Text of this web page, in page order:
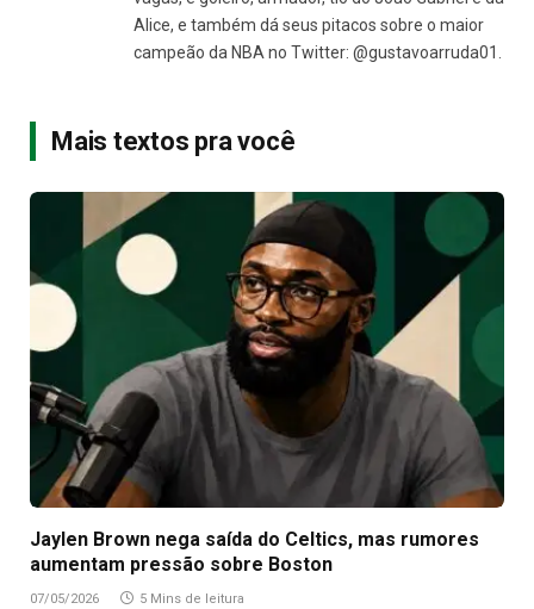
Alice, e também dá seus pitacos sobre o maior
campeão da NBA no Twitter: @gustavoarruda01.
Mais textos pra você
Jaylen Brown nega saída do Celtics, mas rumores
aumentam pressão sobre Boston
07/05/2026 5 Mins de leitura